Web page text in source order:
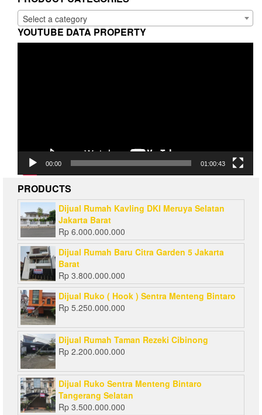
Select a category
YOUTUBE DATA PROPERTY
00:00 01:00:43
PRODUCTS
Dijual Rumah Kavling DKI Meruya Selatan
Jakarta Barat
Rp 6.000.000.000
Dijual Rumah Baru Citra Garden 5 Jakarta
Barat
Rp 3.800.000.000
Dijual Ruko ( Hook ) Sentra Menteng Bintaro
Rp 5.250.000.000
Dijual Rumah Taman Rezeki Cibinong
Rp 2.200.000.000
Dijual Ruko Sentra Menteng Bintaro
Tangerang Selatan
Rp 3.500.000.000